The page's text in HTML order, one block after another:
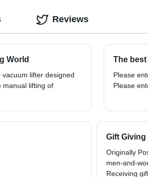
World
lifter designed
manual lifting of
The
Please
Please
Gift Giving
Originally
men-and-
Receiving
Reviews